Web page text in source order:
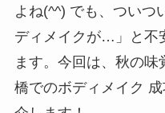
よね(^^) でも、ついつ
ディメイクが…」と不
ます。今回は、秋の
橋でのボディメイク